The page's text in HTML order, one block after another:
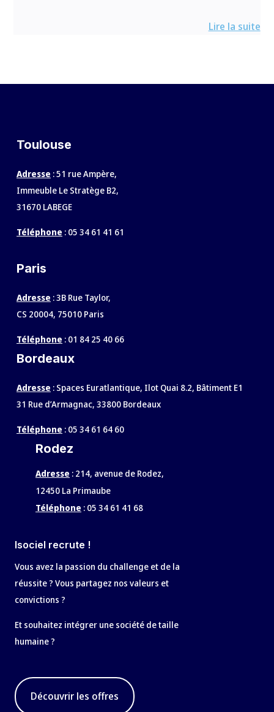
Lire la suite
Toulouse
Adresse : 51 rue Ampère,
Immeuble Le Stratège B2,
31670 LABEGE
Téléphone : 05 34 61 41 61
Paris
Adresse : 3B Rue Taylor,
CS 20004, 75010 Paris
Téléphone : 01 84 25 40 66
Bordeaux
Adresse : Spaces Euratlantique, Ilot Quai 8.2, Bâtiment E1
31 Rue d’Armagnac, 33800 Bordeaux
Téléphone : 05 34 61 64 60
Rodez
Adresse : 214, avenue de Rodez,
12450 La Primaube
Téléphone : 05 34 61 41 68
Isociel recrute !
Vous avez la passion du challenge et de la
réussite ? Vous partagez nos valeurs et
convictions ?
Et souhaitez intégrer une société de taille
humaine ?
Découvrir les offres